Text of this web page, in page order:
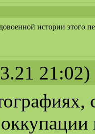
истории этого
21:02)